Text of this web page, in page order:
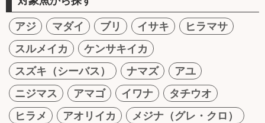
アジ マダイ ブリ イサキ
ヒラマサ
スルメイカ
ケンサキイカ
スズキ（シーバス）
ナマズ
アユ
ニジマス
アマゴ イワナ
タチウオ
ヒラメ
アオリイカ
メジナ（グレ・クロ）